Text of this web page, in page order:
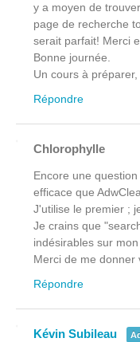
y a moyen de
page de recherche
serait parfait! Merci
Bonne journée.
Un cours à
Répondre
Chlorophylle
Encore une
efficace que
J'utilise le premier ;
Je crains que
indésirables sur
Merci de me donner
Répondre
Kévin Subileau